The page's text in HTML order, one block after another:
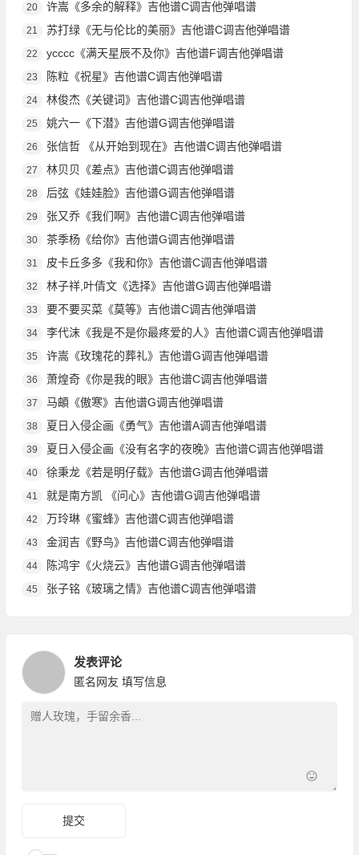
20 许嵩《多余的解释》吉他谱C调吉他弹唱谱
21 苏打绿《无与伦比的美丽》吉他谱C调吉他弹唱谱
22 ycccc《满天星辰不及你》吉他谱F调吉他弹唱谱
23 陈粒《祝星》吉他谱C调吉他弹唱谱
24 林俊杰《关键词》吉他谱C调吉他弹唱谱
25 姚六一《下潜》吉他谱G调吉他弹唱谱
26 张信哲 《从开始到现在》吉他谱C调吉他弹唱谱
27 林贝贝《差点》吉他谱C调吉他弹唱谱
28 后弦《娃娃脸》吉他谱G调吉他弹唱谱
29 张又乔《我们啊》吉他谱C调吉他弹唱谱
30 茶季杨《给你》吉他谱G调吉他弹唱谱
31 皮卡丘多多《我和你》吉他谱C调吉他弹唱谱
32 林子祥,叶倩文《选择》吉他谱G调吉他弹唱谱
33 要不要买菜《莫等》吉他谱C调吉他弹唱谱
34 李代沫《我是不是你最疼爱的人》吉他谱C调吉他弹唱谱
35 许嵩《玫瑰花的葬礼》吉他谱G调吉他弹唱谱
36 萧煌奇《你是我的眼》吉他谱C调吉他弹唱谱
37 马頔《傲寒》吉他谱G调吉他弹唱谱
38 夏日入侵企画《勇气》吉他谱A调吉他弹唱谱
39 夏日入侵企画《没有名字的夜晚》吉他谱C调吉他弹唱谱
40 徐秉龙《若是明仔载》吉他谱G调吉他弹唱谱
41 就是南方凯 《问心》吉他谱G调吉他弹唱谱
42 万玲琳《蜜蜂》吉他谱C调吉他弹唱谱
43 金润吉《野鸟》吉他谱C调吉他弹唱谱
44 陈鸿宇《火烧云》吉他谱G调吉他弹唱谱
45 张子铭《玻璃之情》吉他谱C调吉他弹唱谱
发表评论
匿名网友 填写信息